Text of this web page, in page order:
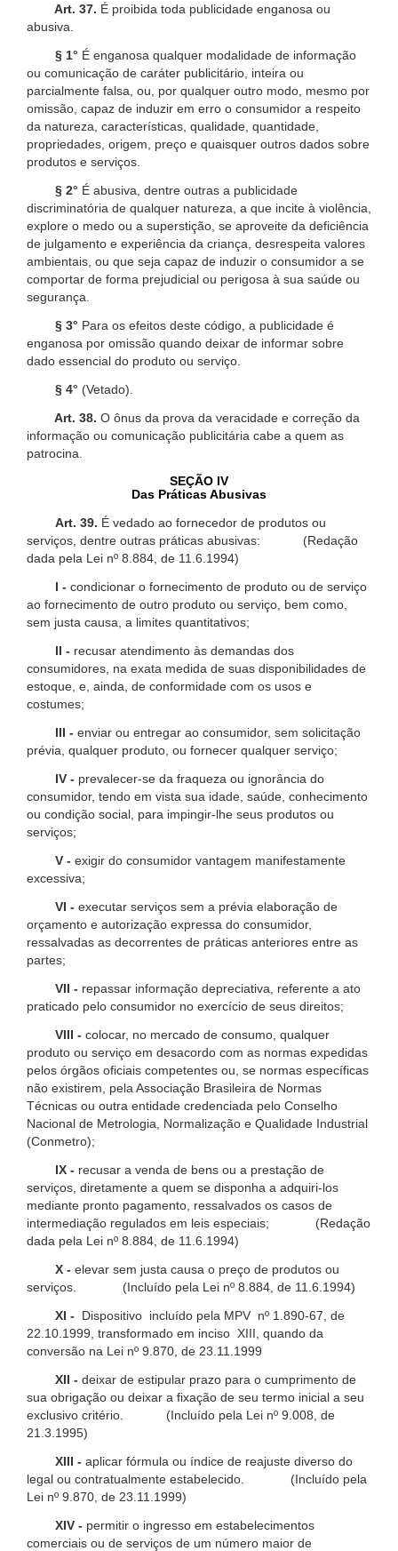
Art. 37. É proibida toda publicidade enganosa ou
abusiva.
§ 1° É enganosa qualquer modalidade de informação
ou comunicação de caráter publicitário, inteira ou
parcialmente falsa, ou, por qualquer outro modo, mesmo por
omissão, capaz de induzir em erro o consumidor a respeito
da natureza, características, qualidade, quantidade,
propriedades, origem, preço e quaisquer outros dados sobre
produtos e serviços.
§ 2° É abusiva, dentre outras a publicidade
discriminatória de qualquer natureza, a que incite à violência,
explore o medo ou a superstição, se aproveite da deficiência
de julgamento e experiência da criança, desrespeita valores
ambientais, ou que seja capaz de induzir o consumidor a se
comportar de forma prejudicial ou perigosa à sua saúde ou
segurança.
§ 3° Para os efeitos deste código, a publicidade é
enganosa por omissão quando deixar de informar sobre
dado essencial do produto ou serviço.
§ 4° (Vetado).
Art. 38. O ônus da prova da veracidade e correção da
informação ou comunicação publicitária cabe a quem as
patrocina.
SEÇÃO IV
Das Práticas Abusivas
Art. 39. É vedado ao fornecedor de produtos ou
serviços, dentre outras práticas abusivas: (Redação
dada pela Lei nº 8.884, de 11.6.1994)
I - condicionar o fornecimento de produto ou de serviço
ao fornecimento de outro produto ou serviço, bem como,
sem justa causa, a limites quantitativos;
II - recusar atendimento às demandas dos
consumidores, na exata medida de suas disponibilidades de
estoque, e, ainda, de conformidade com os usos e
costumes;
III - enviar ou entregar ao consumidor, sem solicitação
prévia, qualquer produto, ou fornecer qualquer serviço;
IV - prevalecer-se da fraqueza ou ignorância do
consumidor, tendo em vista sua idade, saúde, conhecimento
ou condição social, para impingir-lhe seus produtos ou
serviços;
V - exigir do consumidor vantagem manifestamente
excessiva;
VI - executar serviços sem a prévia elaboração de
orçamento e autorização expressa do consumidor,
ressalvadas as decorrentes de práticas anteriores entre as
partes;
VII - repassar informação depreciativa, referente a ato
praticado pelo consumidor no exercício de seus direitos;
VIII - colocar, no mercado de consumo, qualquer
produto ou serviço em desacordo com as normas expedidas
pelos órgãos oficiais competentes ou, se normas específicas
não existirem, pela Associação Brasileira de Normas
Técnicas ou outra entidade credenciada pelo Conselho
Nacional de Metrologia, Normalização e Qualidade Industrial
(Conmetro);
IX - recusar a venda de bens ou a prestação de
serviços, diretamente a quem se disponha a adquiri-los
mediante pronto pagamento, ressalvados os casos de
intermediação regulados em leis especiais; (Redação
dada pela Lei nº 8.884, de 11.6.1994)
X - elevar sem justa causa o preço de produtos ou
serviços. (Incluído pela Lei nº 8.884, de 11.6.1994)
XI -
Dispositivo incluído pela MPV nº 1.890-67, de
22.10.1999, transformado em inciso XIII, quando da
conversão na Lei nº 9.870, de 23.11.1999
XII - deixar de estipular prazo para o cumprimento de
sua obrigação ou deixar a fixação de seu termo inicial a seu
exclusivo critério. (Incluído pela Lei nº 9.008, de
21.3.1995)
XIII - aplicar fórmula ou índice de reajuste diverso do
legal ou contratualmente estabelecido. (Incluído pela
Lei nº 9.870, de 23.11.1999)
XIV - permitir o ingresso em estabelecimentos
comerciais ou de serviços de um número maior de